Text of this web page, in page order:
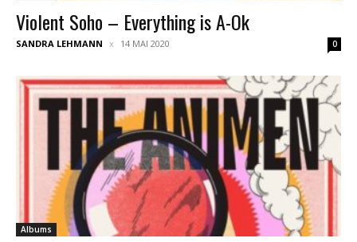
Violent Soho – Everything is A-Ok
SANDRA LEHMANN 14 MAI 2020 0
Albums